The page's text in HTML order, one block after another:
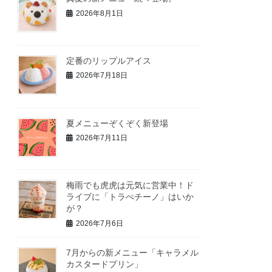
2026年8月1日
定番のリップルアイス
2026年7月18日
夏メニューぞくぞく新登場
2026年7月11日
梅雨でも虎虎は元気に営業中！ド
ライブに「トラぺチーノ」はいか
が？
2026年7月6日
7月からの新メニュー「キャラメル
カスタードプリン」